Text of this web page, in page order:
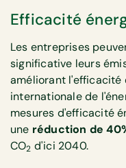
Efficacité
Les entreprises
significative leurs
améliorant l'efficacité
internationale de
mesures d'efficacité
une réduction de
CO2 d'ici 2040.